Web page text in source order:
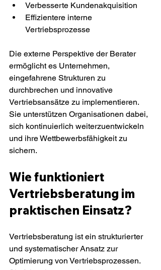
Verbesserte Kundenakquisition
Effizientere interne
Vertriebsprozesse
Die externe Perspektive der Berater
ermöglicht es Unternehmen,
eingefahrene Strukturen zu
durchbrechen und innovative
Vertriebsansätze zu implementieren.
Sie unterstützen Organisationen dabei,
sich kontinuierlich weiterzuentwickeln
und ihre Wettbewerbsfähigkeit zu
sichern.
Wie funktioniert
Vertriebsberatung im
praktischen Einsatz?
Vertriebsberatung ist ein strukturierter
und systematischer Ansatz zur
Optimierung von Vertriebsprozessen.